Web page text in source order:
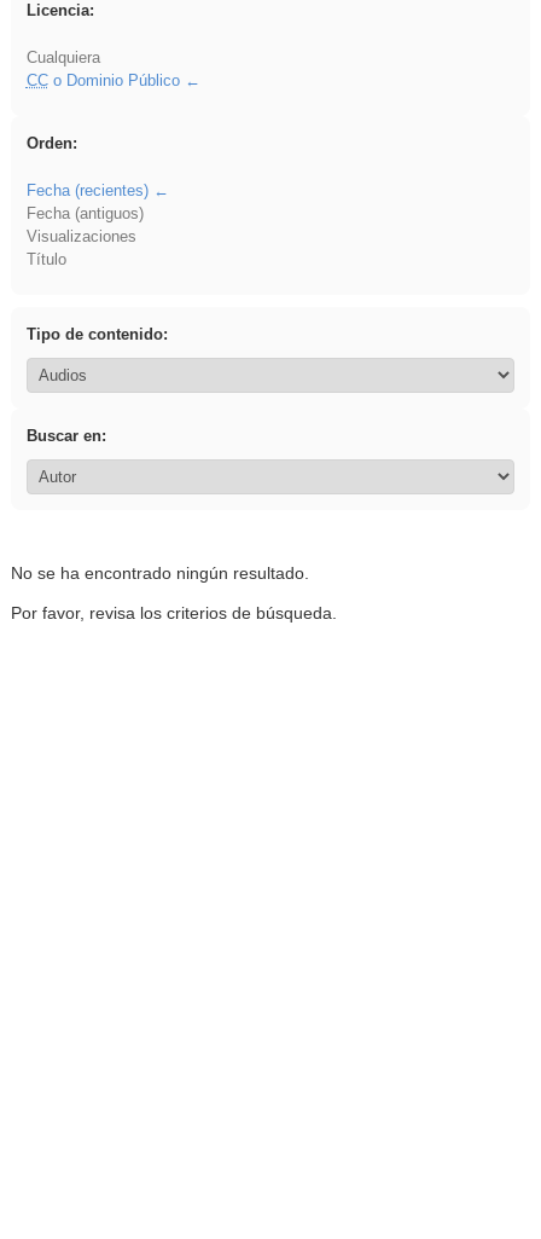
Licencia:
Cualquiera
CCo Dominio Público
Orden:
Fecha (recientes)
Fecha (antiguos)
Visualizaciones
Título
Tipo de contenido:
Buscar en:
No se ha encontrado ningún resultado.
Por favor, revisa los criterios de búsqueda.